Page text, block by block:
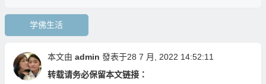
学佛生活
本文由 admin 發表于28 7 月, 2022 14:52:11
转载请务必保留本文链接：